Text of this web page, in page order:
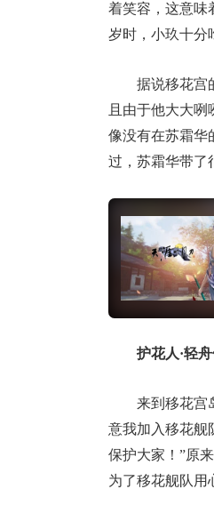
着笑容，这意味
岁时，小玖十分
据说移花宫
且由于他大大
像没有在苏霜华
过，苏霜华带了
护花人·轻
来到移花宫
意我加入移花舰
保护大家！”原
为了移花舰队用